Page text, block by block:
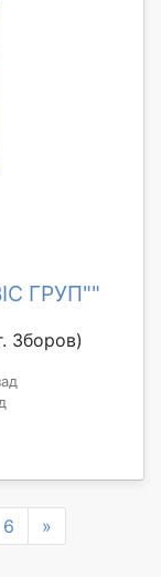
ГРУП""
Зборов)
6 »